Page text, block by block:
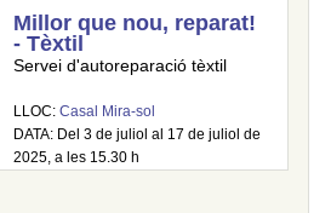
Millor que nou, reparat!
- Tèxtil
Servei d'autoreparació tèxtil
LLOC:Casal Mira-sol
DATA: Del 3 de juliol al 17 de juliol de
2025, a les 15.30 h